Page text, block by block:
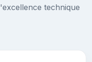
technique